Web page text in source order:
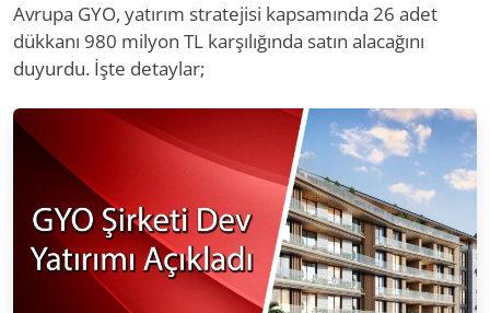
Avrupa GYO, yatırım stratejisi kapsamında 26 adet
dükkanı 980 milyon TL karşılığında satın alacağını
duyurdu. İşte detaylar;